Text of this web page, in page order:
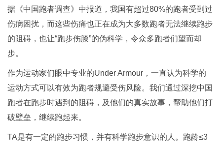
据《中国跑者调查》中报道，我国有超过80%的跑者受到过
伤病困扰，而这些伤痛也正在成为大多数跑者无法继续跑步
的阻碍，也让“跑步伤膝”的伪科学，令众多跑者们望而却
步。
作为运动家们眼中专业的Under Armour，一直认为科学的
运动方式可以有效为跑者规避受伤风险。我们通过深挖中国
跑者在跑步时遇到的阻碍，及他们的真实故事，帮助他们打
破壁垒，继续跑起来。
TA是有一定的跑步习惯，并有科学跑步意识的人。跑龄≤3